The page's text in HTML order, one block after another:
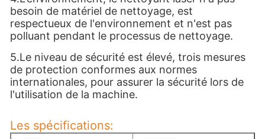
besoin de matériel de nettoyage, est
respectueux de l'environnement et n'est pas
polluant pendant le processus de nettoyage.
5.Le niveau de sécurité est élevé, trois mesures
de protection conformes aux normes
internationales, pour assurer la sécurité lors de
l'utilisation de la machine.
Les spécifications: